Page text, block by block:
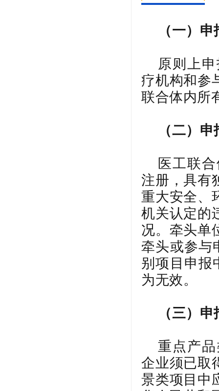
（一）
原则上
疗机构和参
联合体内所
（二）
医工联
注册，具有
重大安全、
机关认定的
况。牵头单
牵头或参与
别项目申报
为无效。
（三）
重点产
企业须已取
景类项目中